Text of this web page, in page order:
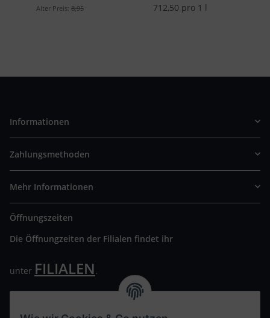
Alter Preis: 8,95
712,50 pro 1 l
Informationen
Zahlungsmethoden
Mehr Informationen
Öffnungszeiten
Die Öffnungzeiten der Filialen findet ihr
unter FILIALEN.
Wir freuen uns auf Euren Besuch. Bitte beachtet die